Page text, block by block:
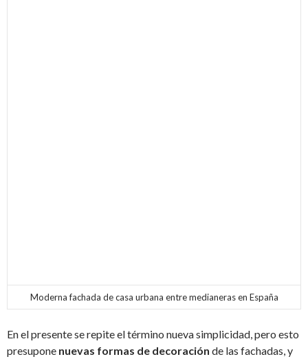
Moderna fachada de casa urbana entre medianeras en España
En el presente se repite el término nueva simplicidad, pero esto
presupone nuevas formas de decoración de las fachadas, y